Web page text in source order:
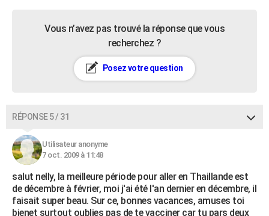
Vous n’avez pas trouvé la réponse que vous
recherchez ?
Posez votre question
RÉPONSE 5 / 31
Utilisateur anonyme
7 oct. 2009 à 11:48
salut nelly, la meilleure période pour aller en Thaillande est
de décembre à février, moi j'ai été l'an dernier en décembre, il
faisait super beau. Sur ce, bonnes vacances, amuses toi
bienet surtout oublies pas de te vacciner car tu pars deux